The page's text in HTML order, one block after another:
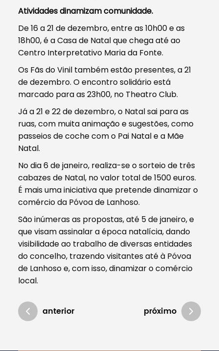
Atividades dinamizam comunidade.
De 16 a 21 de dezembro, entre as 10h00 e as
18h00, é a Casa de Natal que chega até ao
Centro Interpretativo Maria da Fonte.
Os Fãs do Vinil também estão presentes, a 21
de dezembro. O encontro solidário está
marcado para as 23h00, no Theatro Club.
Já a 21 e 22 de dezembro, o Natal sai para as
ruas, com muita animação e sugestões, como
passeios de coche com o Pai Natal e a Mãe
Natal.
No dia 6 de janeiro, realiza-se o sorteio de três
cabazes de Natal, no valor total de 1500 euros.
É mais uma iniciativa que pretende dinamizar o
comércio da Póvoa de Lanhoso.
São inúmeras as propostas, até 5 de janeiro, e
que visam assinalar a época natalícia, dando
visibilidade ao trabalho de diversas entidades
do concelho, trazendo visitantes até à Póvoa
de Lanhoso e, com isso, dinamizar o comércio
local.
anterior próximo